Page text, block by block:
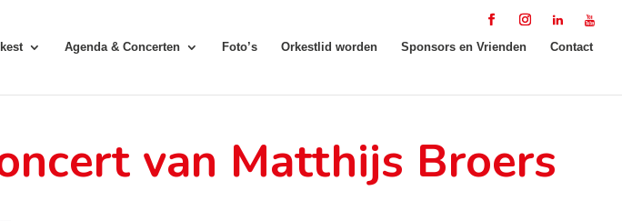
Agenda & Concerten Foto’s Orkestlid worden Sponsors en Vrienden Contact
van Matthijs Broers